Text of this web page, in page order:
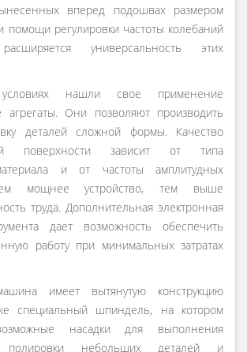
вперед подошвах размером
регулировки частоты колебаний
универсальность этих
нашли свое применение
агрегаты. Они позволяют производить
деталей сложной формы. Качество
поверхности зависит от типа
и от частоты амплитудных
мощнее устройство, тем выше
труда. Дополнительная электронная
дает возможность обеспечить
работу при минимальных затратах
имеет вытянутую конструкцию
специальный шпиндель, на котором
насадки для выполнения
полировки небольших деталей и